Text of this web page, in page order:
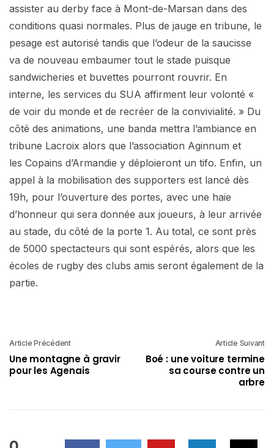
assister au derby face à Mont-de-Marsan dans des
conditions quasi normales. Plus de jauge en tribune, le
pesage est autorisé tandis que l’odeur de la saucisse
va de nouveau embaumer tout le stade puisque
sandwicheries et buvettes pourront rouvrir. En
interne, les services du SUA affirment leur volonté «
de voir du monde et de recréer de la convivialité. » Du
côté des animations, une banda mettra l’ambiance en
tribune Lacroix alors que l’association Aginnum et
les Copains d’Armandie y déploieront un tifo. Enfin, un
appel à la mobilisation des supporters est lancé dès
19h, pour l’ouverture des portes, avec une haie
d’honneur qui sera donnée aux joueurs, à leur arrivée
au stade, du côté de la porte 1. Au total, ce sont près
de 5000 spectacteurs qui sont espérés, alors que les
écoles de rugby des clubs amis seront également de la
partie.
Article Précédent
Une montagne à gravir
pour les Agenais
Article Suivant
Boé : une voiture termine
sa course contre un
arbre